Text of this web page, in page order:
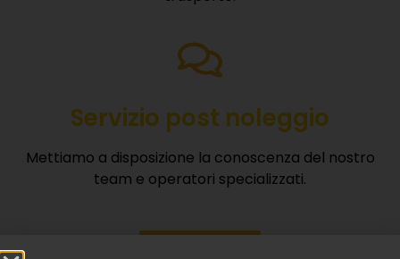
Servizio post noleggio
Mettiamo a disposizione la conoscenza del nostro
team e operatori specializzati.